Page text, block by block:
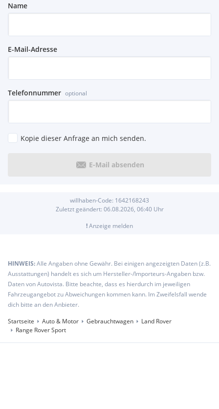
Name
E-Mail-Adresse
Telefonnummer optional
Kopie dieser Anfrage an mich senden.
E-Mail absenden
willhaben-Code: 1642168243
Zuletzt geändert: 06.08.2026, 06:40Uhr
!Anzeige melden
HINWEIS:Alle Angaben ohne Gewähr. Bei einigen angezeigten Daten (z.B.
Ausstattungen) handelt es sich um Hersteller-/Importeurs-Angaben bzw.
Daten von Autovista. Bitte beachte, dass es hierdurch im jeweiligen
Fahrzeugangebot zu Abweichungen kommen kann. Im Zweifelsfall wende
dich bitte an den Anbieter.
Startseite
Auto & Motor Gebrauchtwagen
Land Rover
Range Rover Sport